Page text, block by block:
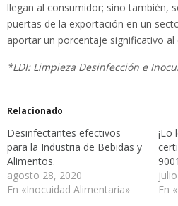
llegan al consumidor; sino también,
puertas de la exportación en un
aportar un porcentaje significativo al
*LDI: Limpieza Desinfección e
Relacionado
Desinfectantes efectivos
para la Industria de Bebidas y
Alimentos.
agosto 28, 2020
En «Inocuidad Alimentaria»
¡Lo
En